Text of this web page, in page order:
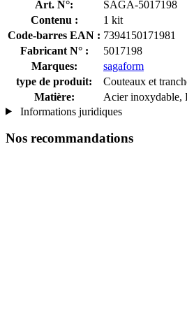
Art. N°:
SAGA-5017198
Contenu :
1 kit
Code-barres EAN : 7394150171981
Fabricant N° :
5017198
Marques:
sagaform
type de produit:
Couteaux et
Matière:
Acier inoxydable,
Informations juridiques
Nos recommandations